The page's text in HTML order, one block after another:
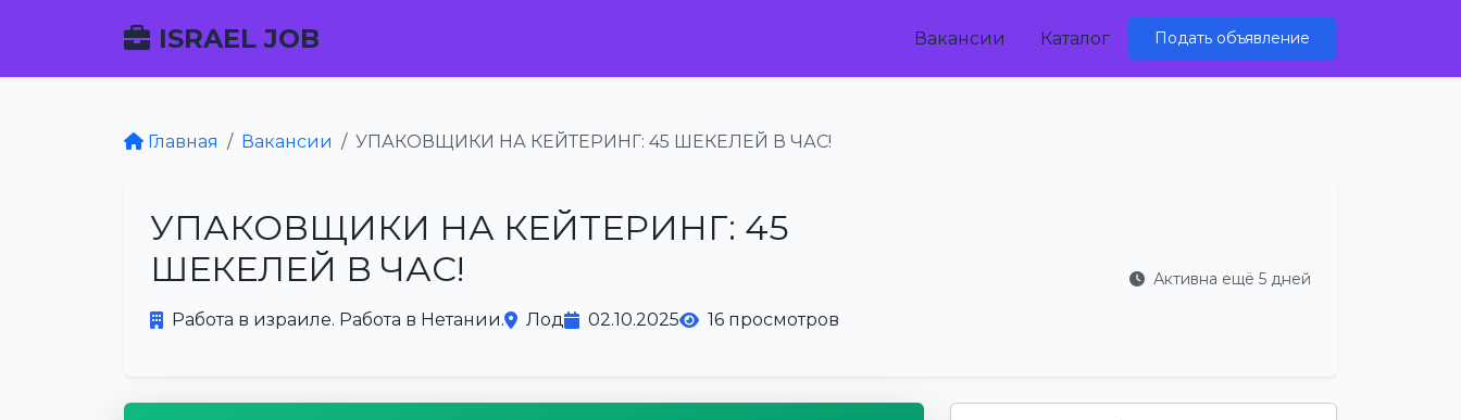
ISRAEL JOB Вакансии Каталог Подать объявление
Главная Вакансии УПАКОВЩИКИ НА КЕЙТЕРИНГ: 45 ШЕКЕЛЕЙ В ЧАС!
УПАКОВЩИКИ НА КЕЙТЕРИНГ: 45
ШЕКЕЛЕЙ В ЧАС!
Работа в израиле. Работа в Нетании. Лод 02.10.2025 16 просмотров
Активна ещё 5 дней